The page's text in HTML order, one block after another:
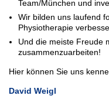
Team/München und
Wir bilden uns laufend
Physiotherapie
Und die meiste Freude
zusammenzuarbeiten!
Hier können Sie uns
David Weigl